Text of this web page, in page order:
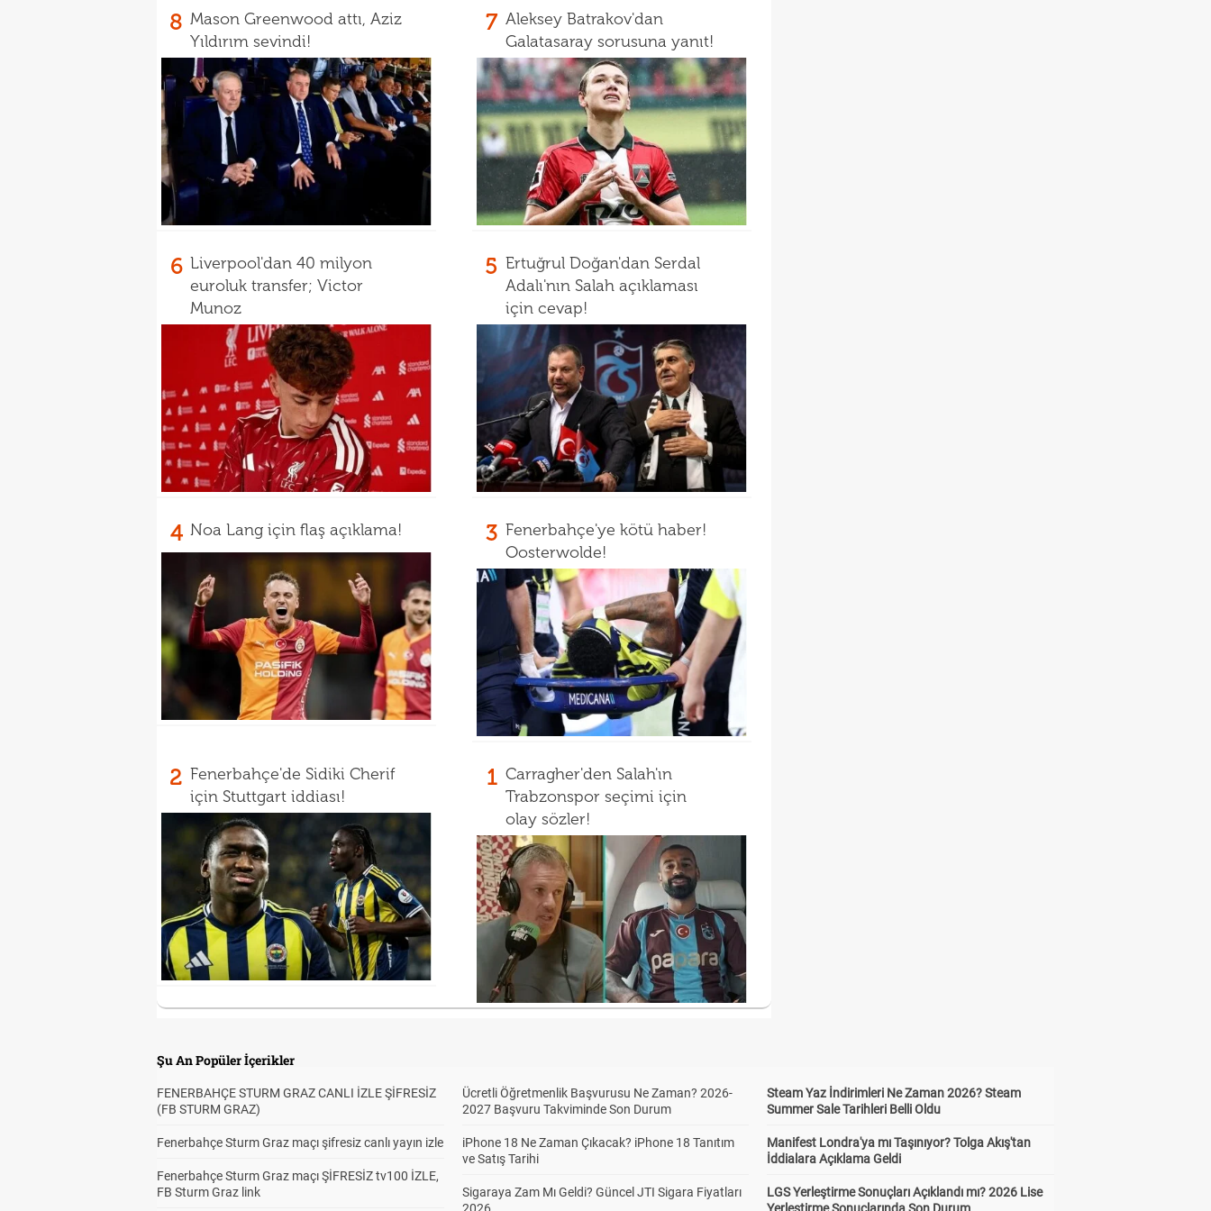
8 Mason Greenwood attı, Aziz
Yıldırım sevindi!
7 Aleksey Batrakov'dan
Galatasaray sorusuna yanıt!
6 Liverpool'dan 40 milyon
euroluk transfer; Victor
Munoz
5 Ertuğrul Doğan'dan Serdal
Adalı'nın Salah açıklaması
için cevap!
4 Noa Lang için flaş açıklama! 3 Fenerbahçe'ye kötü haber!
Oosterwolde!
2 Fenerbahçe'de Sidiki Cherif
için Stuttgart iddiası!
1 Carragher'den Salah'ın
Trabzonspor seçimi için
olay sözler!
Şu An Popüler İçerikler
FENERBAHÇE STURM GRAZ CANLI İZLE ŞİFRESİZ
(FB STURM GRAZ)
Fenerbahçe Sturm Graz maçı şifresiz canlı yayın izle
Fenerbahçe Sturm Graz maçı ŞİFRESİZ tv100 İZLE,
FB Sturm Graz link
Ücretli Öğretmenlik Başvurusu Ne Zaman? 2026-
2027 Başvuru Takviminde Son Durum
iPhone 18 Ne Zaman Çıkacak? iPhone 18 Tanıtım
ve Satış Tarihi
Sigaraya Zam Mı Geldi? Güncel JTI Sigara Fiyatları
Steam Yaz İndirimleri Ne Zaman 2026? Steam
Summer Sale Tarihleri Belli Oldu
Manifest Londra'ya mı Taşınıyor? Tolga Akış'tan
İddialara Açıklama Geldi
LGS Yerleştirme Sonuçları Açıklandı mı? 2026 Lise